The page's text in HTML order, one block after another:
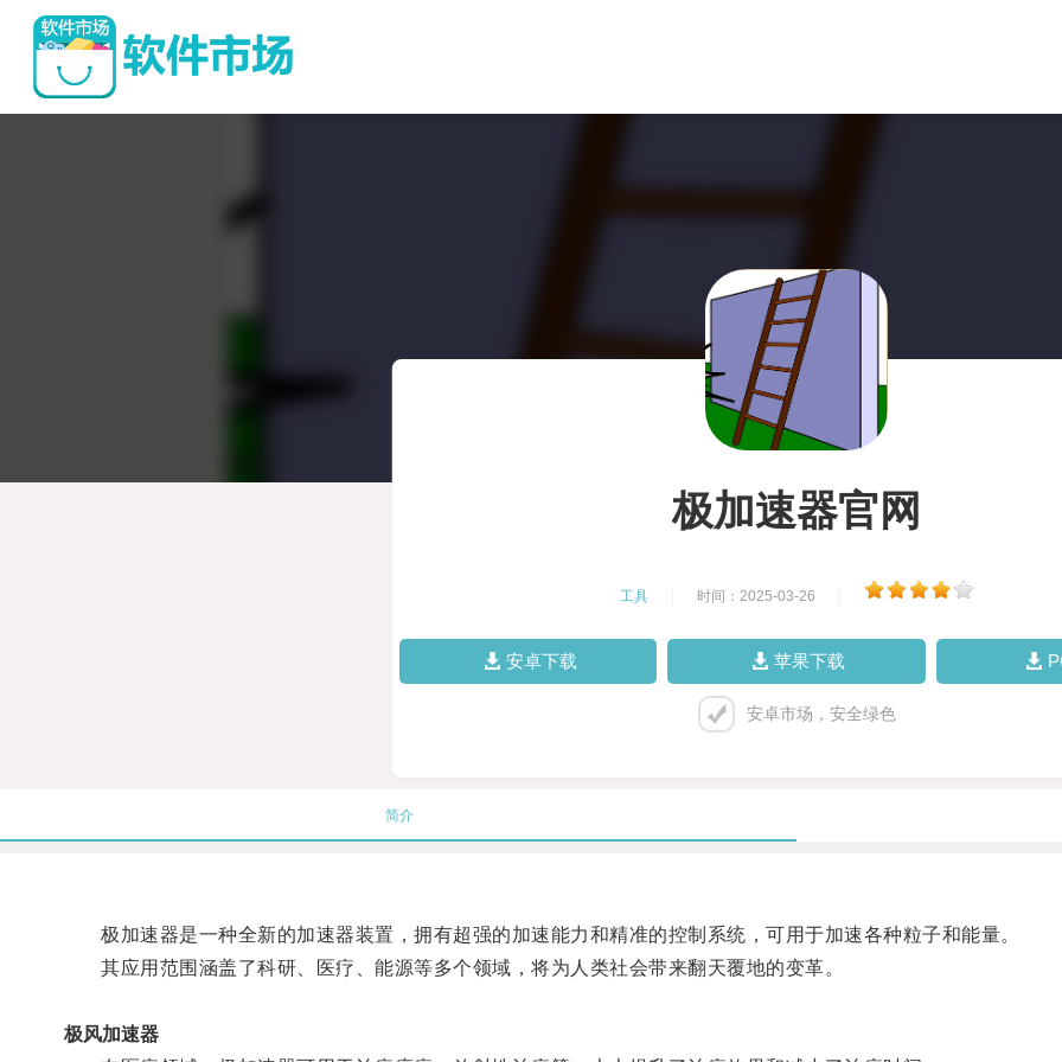
极加速器官网
工具 时间：2025-03-26
安卓下载 苹果下载
安卓市场，安全绿色
简介
极加速器是一种全新的加速器装置，拥有超强的加速能力和精准的控制系统，可用于加速各种粒子和能量。
其应用范围涵盖了科研、医疗、能源等多个领域，将为人类社会带来翻天覆地的变革。
极风加速器